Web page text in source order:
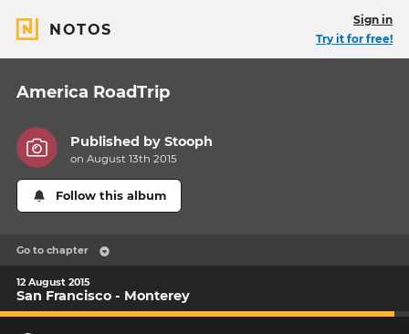
NOTOS
Sign in
Try it for free!
America RoadTrip
Published byStooph
on August 13th 2015
Follow this album
Go to chapter
12 August 2015
San Francisco - Monterey